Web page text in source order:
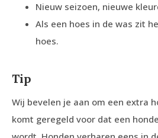
Nieuw seizoen, nieuwe
Als een hoes in de was zit
hoes.
Tip
Wij bevelen je aan om een extra
komt geregeld voor dat een